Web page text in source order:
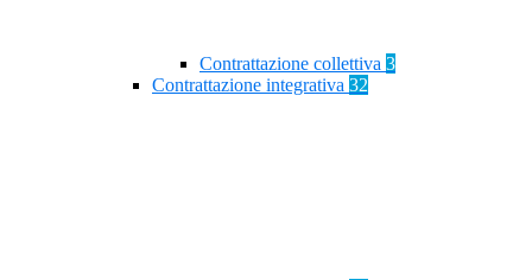
Contrattazione collettiva 3
Contrattazione integrativa 32